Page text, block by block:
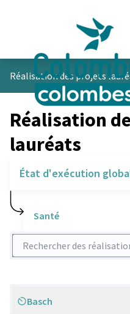
Réalisation des projets
Réalisation
lauréats
État d'exécution
Santé
Rechercher des réalisations
Scope
Basch